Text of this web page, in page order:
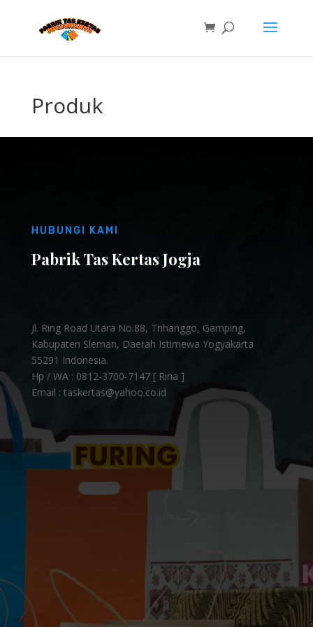
Produk
HUBUNGI KAMI
Pabrik Tas Kertas Jogja
Jl. Ring Road Utara No.88, Trihanggo, Gamping,
Kabupaten Sleman, Daerah Istimewa Yogyakarta
55291 Indonesia.
Hp / WA : 0812-3700-7147 [ Rina ]
Email : taskertas@yahoo.co.id